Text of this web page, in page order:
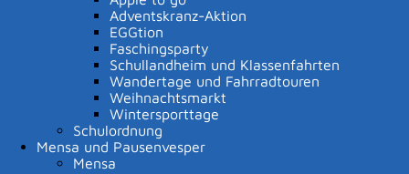
Adventskranz-Aktion
EGGtion
Faschingsparty
Schullandheim und Klassenfahrten
Wandertage und Fahrradtouren
Weihnachtsmarkt
Wintersporttage
Schulordnung
Mensa und Pausenvesper
Mensa
Datenschutz| Impressum